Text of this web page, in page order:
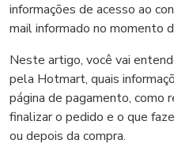
informações de acesso ao
mail informado no momento
Neste artigo, você vai
pela Hotmart, quais
página de pagamento, como
finalizar o pedido e o que
ou depois da compra.